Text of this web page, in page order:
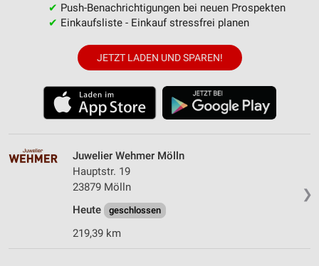
✔ Push-Benachrichtigungen bei neuen Prospekten
✔ Einkaufsliste - Einkauf stressfrei planen
JETZT LADEN UND SPAREN!
❯
Juwelier Wehmer Mölln
Hauptstr. 19
23879 Mölln
Heute
geschlossen
219,39 km